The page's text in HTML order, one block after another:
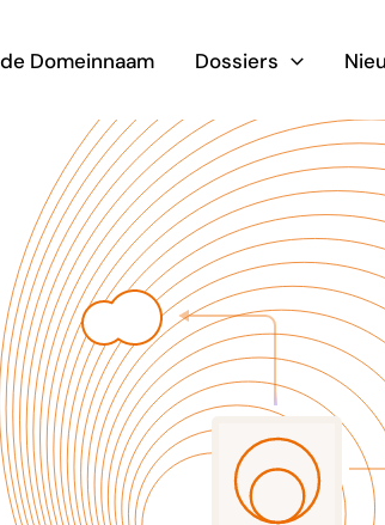
Domeinnaam Dossiers